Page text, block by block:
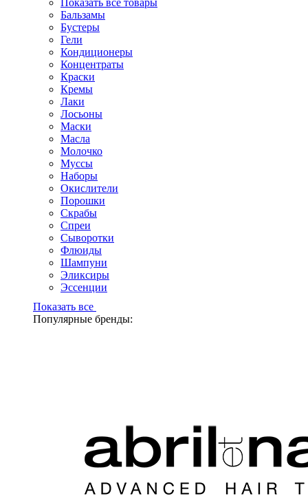
Показать все товары
Бальзамы
Бустеры
Гели
Кондиционеры
Концентраты
Краски
Кремы
Лаки
Лосьоны
Маски
Масла
Молочко
Муссы
Наборы
Окислители
Порошки
Скрабы
Спреи
Сыворотки
Флюиды
Шампуни
Эликсиры
Эссенции
Показать все
Популярные бренды: